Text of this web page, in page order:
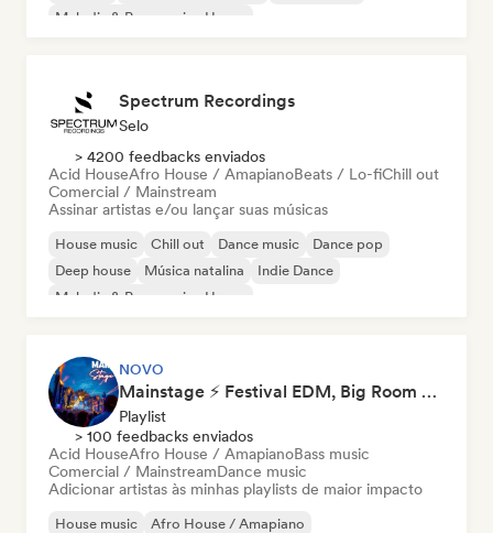
Melodic & Progressive House
Spectrum Recordings
Selo
> 4200 feedbacks enviados
Acid HouseAfro House / AmapianoBeats / Lo-fiChill out
Comercial / Mainstream
Assinar artistas e/ou lançar suas músicas
House music Chill out Dance music
Dance pop
Deep house
Música natalina
Indie Dance
Melodic & Progressive House
NOVO
Mainstage ⚡ Festival EDM, Big Room & House Anthems
Playlist
> 100 feedbacks enviados
Acid HouseAfro House / AmapianoBass music
Comercial / MainstreamDance music
Adicionar artistas às minhas playlists de maior impacto
House music
Afro House / Amapiano